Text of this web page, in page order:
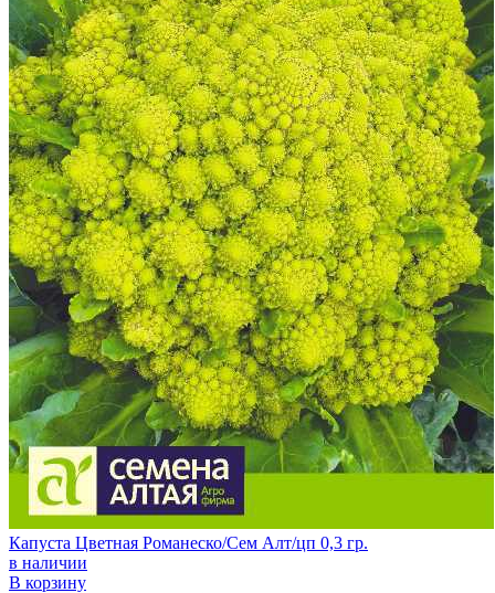
Капуста Цветная Романеско/Сем Алт/цп 0,3 гр.
в наличии
В корзину